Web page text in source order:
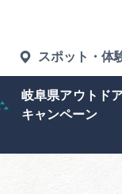
スポット・体
岐阜県アウトド
キャンペーン